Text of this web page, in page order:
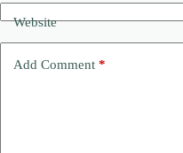
Website
Add Comment *